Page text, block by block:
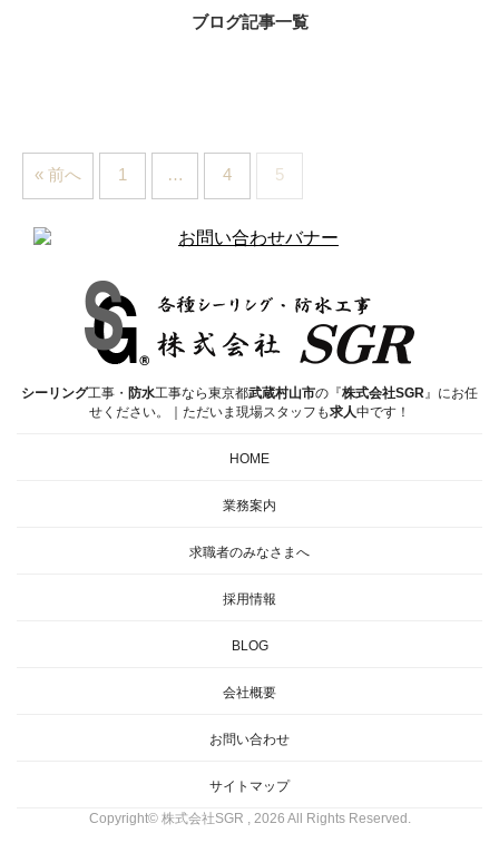
ブログ記事一覧
« 前へ 1 … 4 5
シーリング工事・ 防水工事なら東京都武蔵村山市の『株式会社SGR』にお任
せください。｜ただいま現場スタッフも求人中です！
HOME
業務案内
求職者のみなさまへ
採用情報
BLOG
会社概要
お問い合わせ
サイトマップ
Copyright© 株式会社SGR , 2026 All Rights Reserved.